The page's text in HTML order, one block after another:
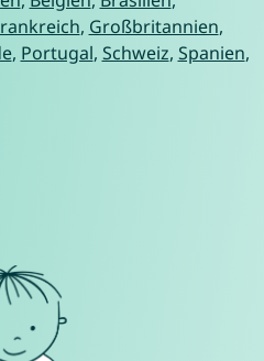
, Großbritannien,
, Portugal, Schweiz, Spanien,